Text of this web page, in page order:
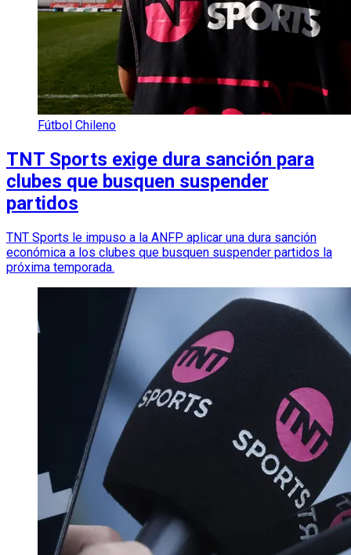
Fútbol Chileno
TNT Sports exige dura sanción para
clubes que busquen suspender
partidos
TNT Sports le impuso a la ANFP aplicar una dura sanción
económica a los clubes que busquen suspender partidos la
próxima temporada.